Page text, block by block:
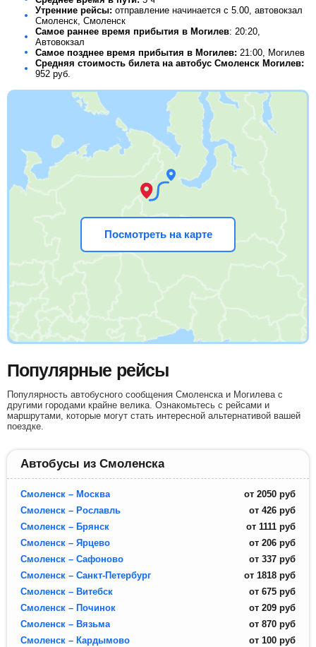
Утренние рейсы: отправление начинается с 5.00, автовокзал
Смоленск, Смоленск
Самое раннее время прибытия в Могилев: 20:20,
Автовокзал
Самое позднее время прибытия в Могилев: 21:00, Могилев
Средняя стоимость билета на автобус Смоленск Могилев:
952 руб.
Посмотреть на карте
Популярные рейсы
Популярность автобусного сообщения Смоленска и Могилева с
другими городами крайне велика. Ознакомьтесь с рейсами и
маршрутами, которые могут стать интересной альтернативой вашей
поездке.
Автобусы из Смоленска
Смоленск – Москва от 2050 руб
Смоленск – Рославль
от 426 руб
Смоленск – Брянск
от 1111 руб
Смоленск – Ярцево
от 206 руб
Смоленск – Сафоново
от 337 руб
Смоленск – Санкт-Петербург
от 1818 руб
Смоленск – Витебск
от 675 руб
Смоленск – Починок
от 209 руб
Смоленск – Вязьма
от 870 руб
Смоленск – Кардымово
от 100 руб